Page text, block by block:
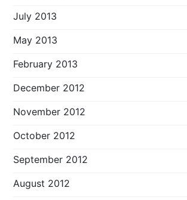
July 2013
May 2013
February 2013
December 2012
November 2012
October 2012
September 2012
August 2012